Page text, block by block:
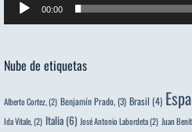
00:00
Nube de etiquetas
Alberto Cortez, (2) Benjamín Prado,(3) Brasil (4)
Ida Vitale, (2) Italia (6) José Antonio Labordeta(2) Juan